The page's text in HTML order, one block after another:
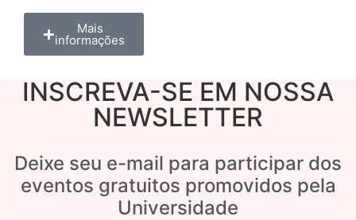
Mais
informações
INSCREVA-SE EM NOSSA
NEWSLETTER
Deixe seu e-mail para participar dos
eventos gratuitos promovidos pela
Universidade